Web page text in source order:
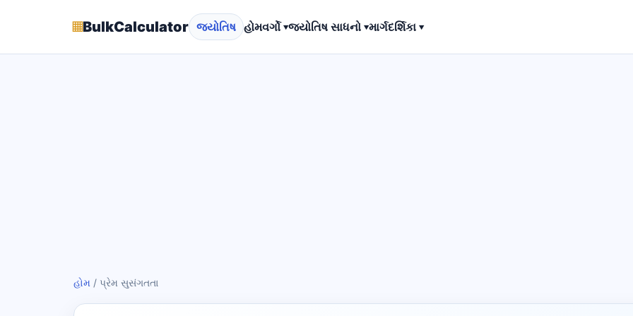
▦BulkCalculator જ્યોતિષ હોમવર્ગો ▾જ્યોતિષ સાધનો ▾માર્ગદર્શિકા ▾
હોમ / પ્રેમ સુસંગતતા